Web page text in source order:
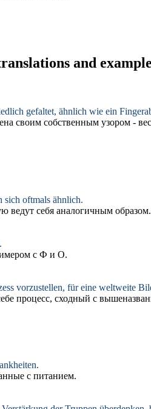
and
gefaltet, ähnlich wie ein
своим собственным узором -
sich oftmals ähnlich.
ведут себя аналогичным образом.
с Ф и О.
vorzustellen, für eine weltweite
процесс, сходный с
с питанием.